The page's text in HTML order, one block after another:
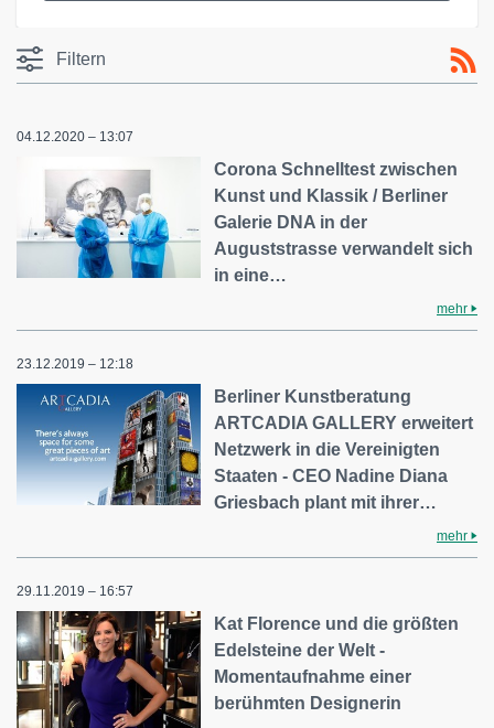
Filtern
04.12.2020 – 13:07
Corona Schnelltest zwischen
Kunst und Klassik / Berliner
Galerie DNA in der
Auguststrasse verwandelt sich
in eine…
mehr
23.12.2019 – 12:18
Berliner Kunstberatung
ARTCADIA GALLERY erweitert
Netzwerk in die Vereinigten
Staaten - CEO Nadine Diana
Griesbach plant mit ihrer…
mehr
29.11.2019 – 16:57
Kat Florence und die größten
Edelsteine der Welt -
Momentaufnahme einer
berühmten Designerin